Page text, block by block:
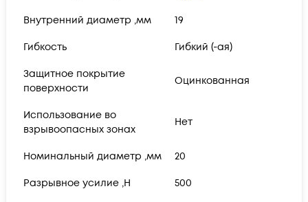
Внутренний диаметр ,мм 19
Гибкость Гибкий (-ая)
Защитное покрытие
поверхности
Оцинкованная
Использование во
взрывоопасных зонах
Нет
Номинальный диаметр ,мм 20
Разрывное усилие ,Н 500